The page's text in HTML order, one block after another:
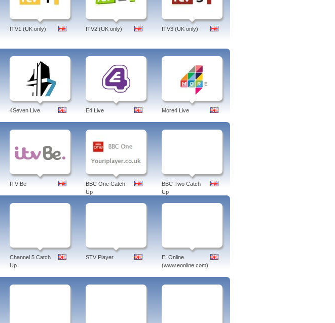
ITV1 (UK only) ITV2 (UK only) ITV3 (UK only)
4Seven Live E4 Live More4 Live
ITV Be
BBC One Catch
Up
BBC Two Catch
Up
Channel 5 Catch
Up
STV Player
E! Online
(www.eonline.com)